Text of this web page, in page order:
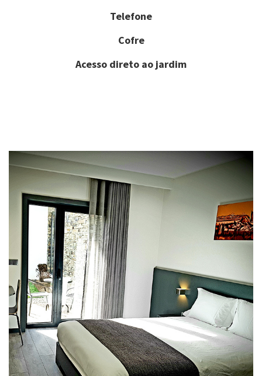
Telefone
Cofre
Acesso direto ao jardim